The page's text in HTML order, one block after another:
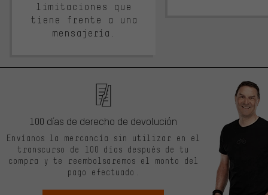
limitaciones que
tiene frente a una
mensajería.
100 días de derecho de devolución
Envíanos la mercancía sin utilizar en el
transcurso de 100 días después de tu
compra y te reembolsaremos el monto del
pago efectuado.